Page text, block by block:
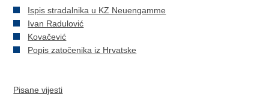
Ispis stradalnika u KZ Neuengamme
Ivan Radulović
Kovačević
Popis zatočenika iz Hrvatske
Pisane vijesti